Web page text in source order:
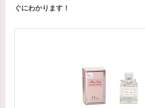
ぐにわかります！